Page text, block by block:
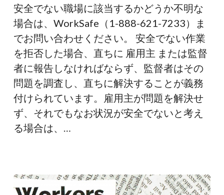
安全でない職場に該当するかどうか不明な
場合は、WorkSafe（1-888-621-7233）ま
でお問い合わせください。 安全でない作業
を拒否した場合、直ちに 雇用主 または監督
者に報告しなければならず、監督者はその
問題を調査し、直ちに解決することが義務
付けられています。雇用主が問題を解決せ
ず、それでもなお状況が安全でないと考え
る場合は、…